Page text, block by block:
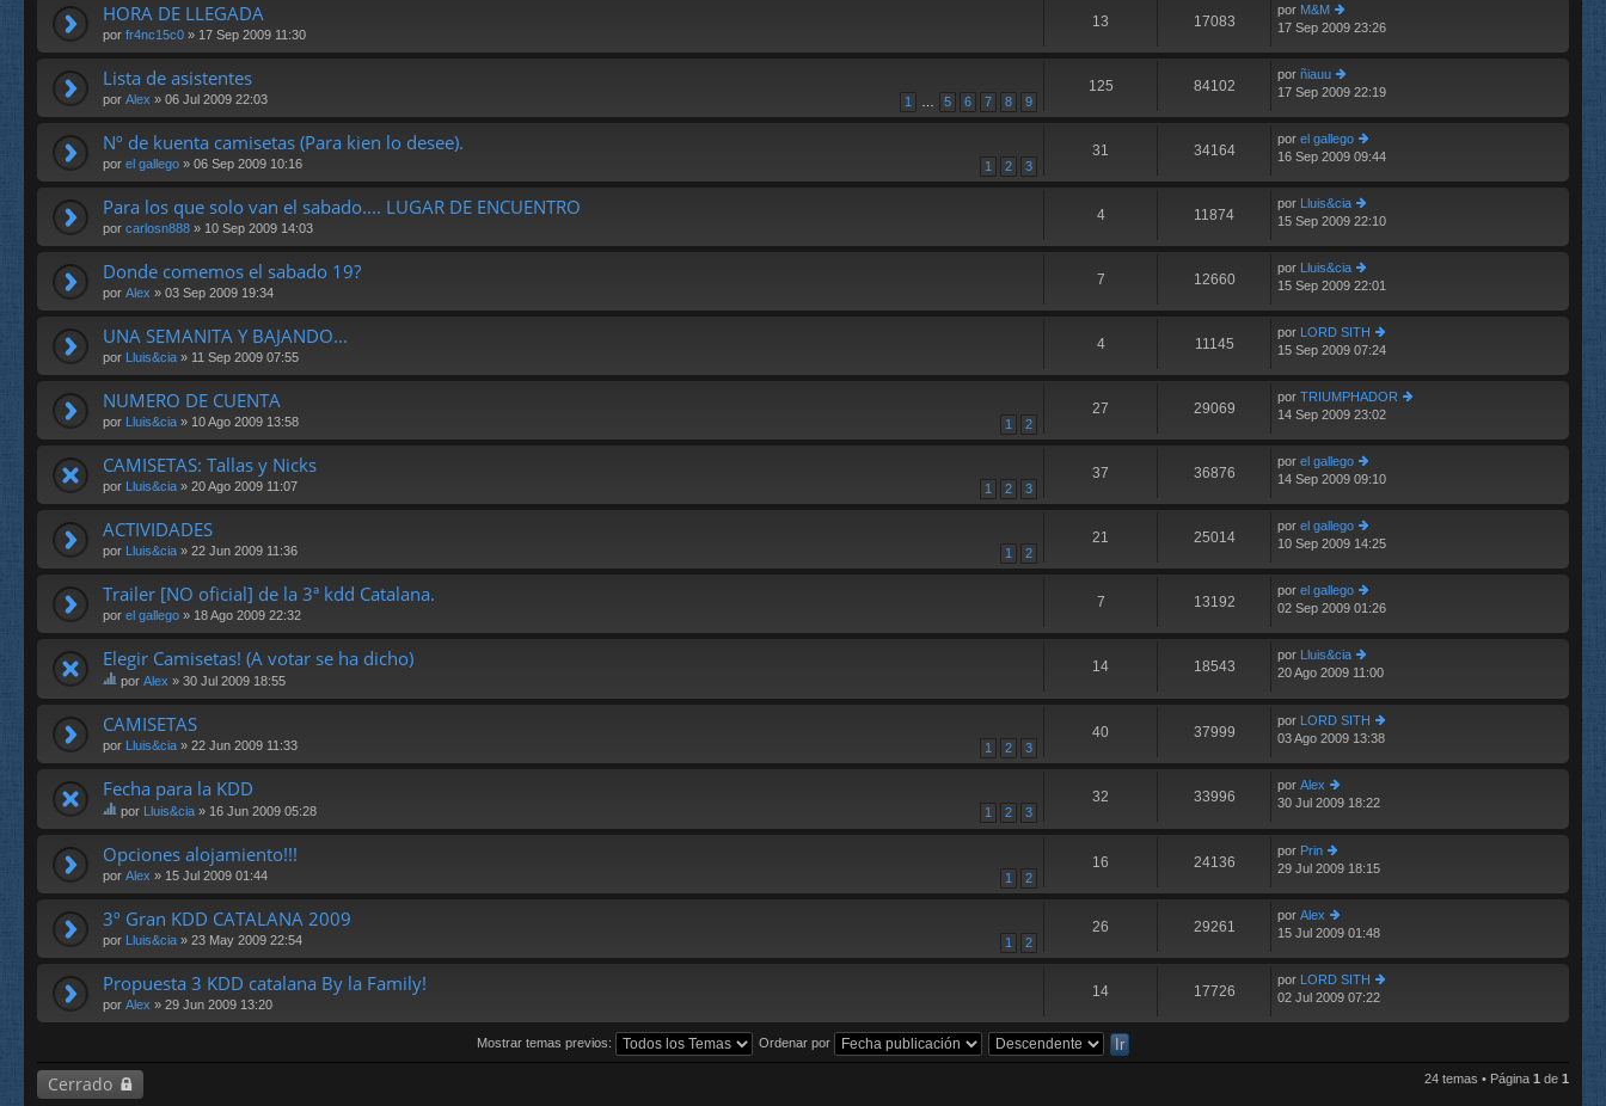
s
o
m
e
n
s
HORA DE LLEGADA
por fr4nc15c0 » 17 Sep 2009 11:30
13 17083
por M&M
er
o
m
e
n
s
17 Sep 2009 23:26
Lista de asistentes
1 5 6 7 8 9
por Alex » 06 Jul 2009 22:03
125 84102
por ñiauu
er
o
m
e
n
s
17 Sep 2009 22:19
Nº de kuenta camisetas (Para kien lo desee).
1 2 3
por el gallego » 06 Sep 2009 10:16
31 34164
por el gallego
er
o
m
e
n
s
16 Sep 2009 09:44
Para los que solo van el sabado.... LUGAR DE ENCUENTRO
por carlosn888 » 10 Sep 2009 14:03
4 11874
por Lluis&cia
er
o
m
e
n
s
15 Sep 2009 22:10
Donde comemos el sabado 19?
por Alex » 03 Sep 2009 19:34
7 12660
por Lluis&cia
er
o
m
e
n
s
15 Sep 2009 22:01
UNA SEMANITA Y BAJANDO...
por Lluis&cia » 11 Sep 2009 07:55
4 11145
por LORD SITH
er
o
m
e
s
15 Sep 2009 07:24
NUMERO DE CUENTA
1 2
por Lluis&cia » 10 Ago 2009 13:58
27 29069
por TRIUMPHADOR
e
14 Sep 2009 23:02
CAMISETAS: Tallas y Nicks
1 2 3
por Lluis&cia » 20 Ago 2009 11:07
37 36876
por el gallego
er
o
m
e
n
s
14 Sep 2009 09:10
ACTIVIDADES
1 2
por Lluis&cia » 22 Jun 2009 11:36
21 25014
por el gallego
er
o
m
e
n
s
10 Sep 2009 14:25
Trailer [NO oficial] de la 3ª kdd Catalana.
por el gallego » 18 Ago 2009 22:32
7 13192
por el gallego
er
o
m
e
n
s
02 Sep 2009 01:26
Elegir Camisetas! (A votar se ha dicho)
E
st
e
te
m
tie
ne
en
cu
es
ta.
por Alex » 30 Jul 2009 18:55
14 18543
por Lluis&cia
er
o
m
e
s
20 Ago 2009 11:00
CAMISETAS
1 2 3
por Lluis&cia » 22 Jun 2009 11:33
40 37999
por LORD SITH
er
m
e
s
03 Ago 2009 13:38
Fecha para la KDD
1 2 3
E
st
e
te
m
tie
ne
en
cu
es
por Lluis&cia » 16 Jun 2009 05:28
32 33996
por Alex
er
o
m
e
n
s
30 Jul 2009 18:22
Opciones alojamiento!!!
1 2
por Alex » 15 Jul 2009 01:44
16 24136
por Prin
er
m
e
n
s
29 Jul 2009 18:15
3º Gran KDD CATALANA 2009
1 2
por Lluis&cia » 23 May 2009 22:54
26 29261
por Alex
er
o
m
e
s
15 Jul 2009 01:48
Propuesta 3 KDD catalana By la Family!
por Alex » 29 Jun 2009 13:20
14 17726
por LORD SITH
er
02 Jul 2009 07:22
Mostrar temas previos: Ordenar por
Cerrado 24 temas • Página 1 de 1